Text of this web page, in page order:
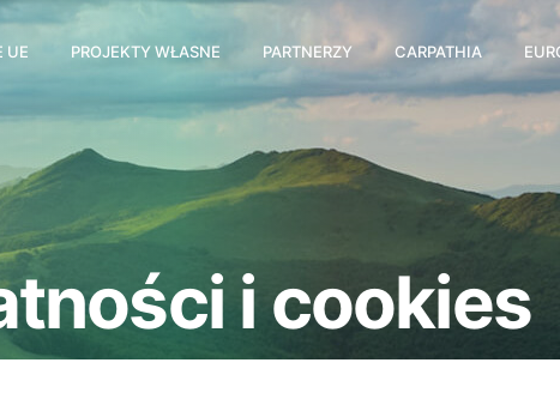
UE PROJEKTY WŁASNE PARTNERZY CARPATHIA
i cookies